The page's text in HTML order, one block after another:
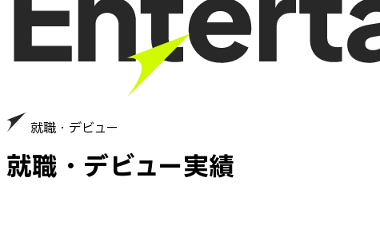
就職・デビュー
就職・デビュー実績